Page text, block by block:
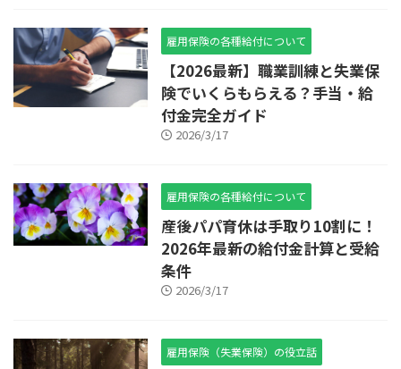
雇用保険の各種給付について
【2026最新】職業訓練と失業保
険でいくらもらえる？手当・給
付金完全ガイド
2026/3/17
雇用保険の各種給付について
産後パパ育休は手取り10割に！
2026年最新の給付金計算と受給
条件
2026/3/17
雇用保険（失業保険）の役立話